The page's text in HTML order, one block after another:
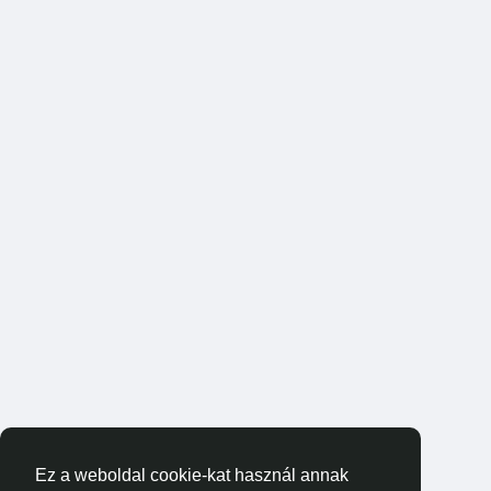
Ez a weboldal cookie-kat használ annak